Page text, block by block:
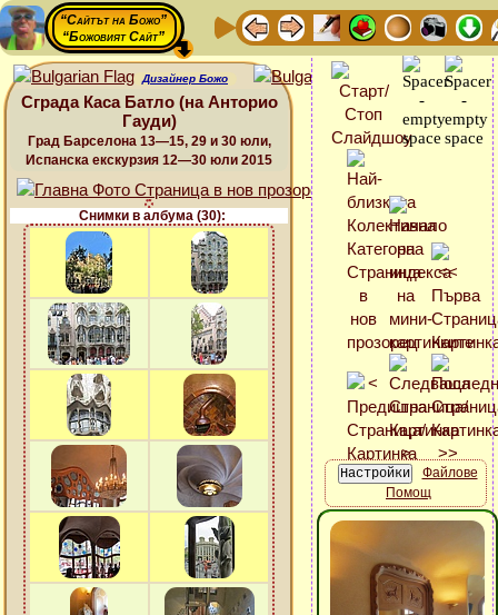
“Сайтът на Божо”
“Божовият Сайт”
Дизайнер Божо
Сграда Каса Батло (на Анторио
Гауди)
Град Барселона 13—15, 29 и 30 юли,
Испанска екскурзия 12—30 юли 2015
Снимки в албума (30):
Файлове
Помощ